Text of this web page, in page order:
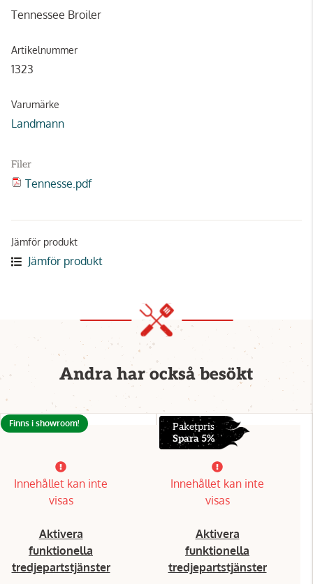
Tennessee Broiler
Artikelnummer
1323
Varumärke
Landmann
Filer
Tennesse.pdf
Jämför produkt
Jämför produkt
Andra har också besökt
Innehållet kan inte
visas
Aktivera
funktionella
tredjepartstjänster
Finns i showroom!
Paketpris
Spara 5%
Innehållet kan inte
visas
Aktivera
funktionella
tredjepartstjänster